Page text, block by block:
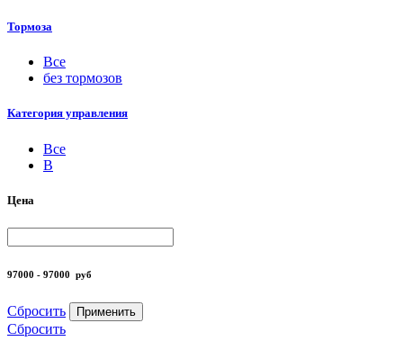
Тормоза
Все
без тормозов
Категория управления
Все
B
Цена
97000 - 97000 руб
Сбросить Применить
Сбросить